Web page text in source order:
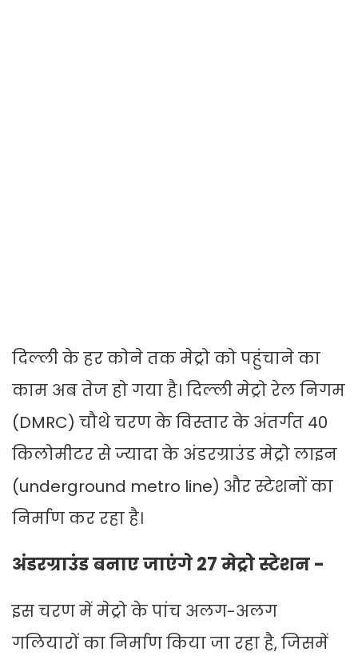
दिल्ली के हर कोने तक मेट्रो को पहुंचाने का
काम अब तेज हो गया है। दिल्ली मेट्रो रेल निगम
(DMRC) चौथे चरण के विस्तार के अंतर्गत 40
किलोमीटर से ज्यादा के अंडरग्राउंड मेट्रो लाइन
(underground metro line) और स्टेशनों का
निर्माण कर रहा है।
अंडरग्राउंड बनाए जाएंगे 27 मेट्रो स्टेशन -
इस चरण में मेट्रो के पांच अलग-अलग
गलियारों का निर्माण किया जा रहा है, जिसमें